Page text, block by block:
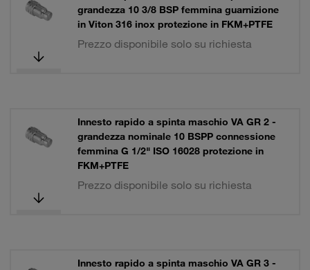
grandezza 10 3/8 BSP femmina guarnizione
in Viton 316 inox protezione in FKM+PTFE
Prezzo disponibile solo su richiesta
Innesto rapido a spinta maschio VA GR 2 -
grandezza nominale 10 BSPP connessione
femmina G 1/2" ISO 16028 protezione in
FKM+PTFE
Prezzo disponibile solo su richiesta
Innesto rapido a spinta maschio VA GR 3 -